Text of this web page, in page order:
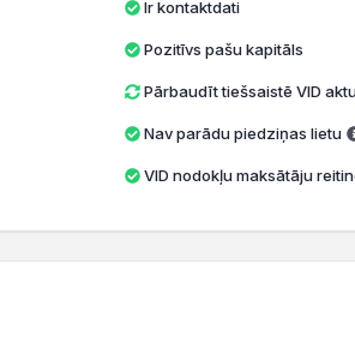
Ir kontaktdati
Pozitīvs pašu kapitāls
Pārbaudīt tiešsaistē VID
Nav parādu piedziņas lietu
VID nodokļu maksātāju